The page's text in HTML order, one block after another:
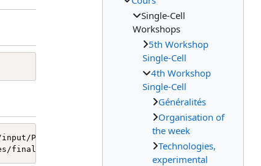
Single-Cell
Workshops
5th Workshop
Single-Cell
4th Workshop
Single-Cell
Généralités
Organisation of
the week
Technologies,
experimental